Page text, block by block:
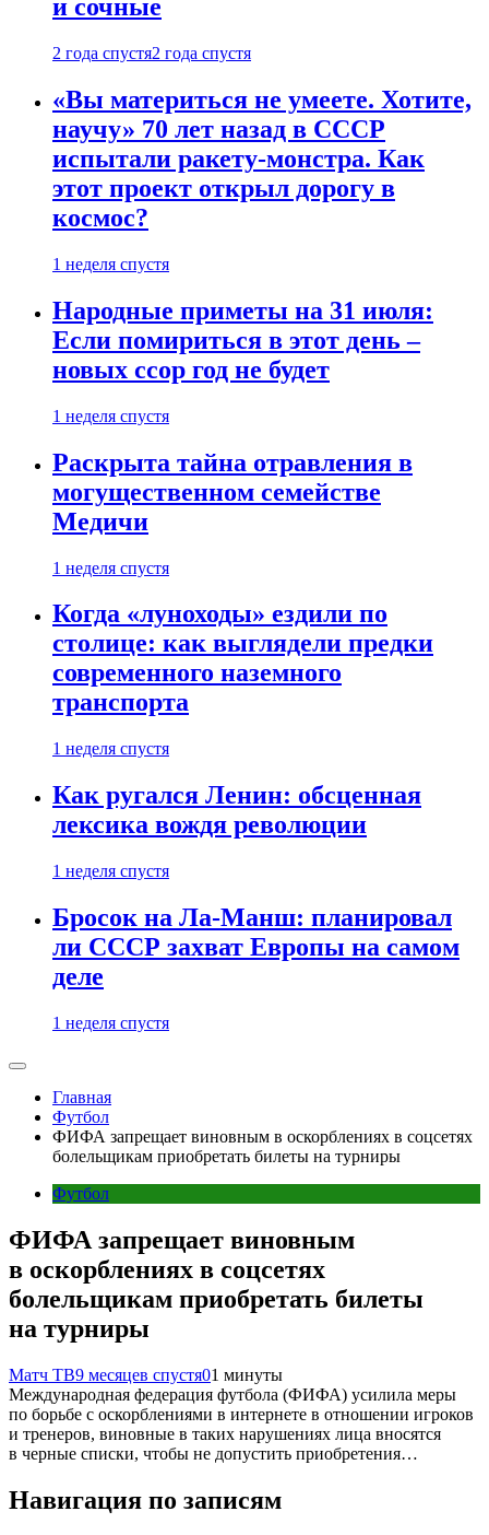
и сочные
2 года спустя2 года спустя
«Вы материться не умеете. Хотите,
научу» 70 лет назад в СССР
испытали ракету-монстра. Как
этот проект открыл дорогу в
космос?
1 неделя спустя
Народные приметы на 31 июля:
Если помириться в этот день –
новых ссор год не будет
1 неделя спустя
Раскрыта тайна отравления в
могущественном семействе
Медичи
1 неделя спустя
Когда «луноходы» ездили по
столице: как выглядели предки
современного наземного
транспорта
1 неделя спустя
Как ругался Ленин: обсценная
лексика вождя революции
1 неделя спустя
Бросок на Ла-Манш: планировал
ли СССР захват Европы на самом
деле
1 неделя спустя
Главная
Футбол
ФИФА запрещает виновным в оскорблениях в соцсетях
болельщикам приобретать билеты на турниры
Футбол
ФИФА запрещает виновным
в оскорблениях в соцсетях
болельщикам приобретать билеты
на турниры
Матч ТВ9 месяцев спустя01 минуты
Международная федерация футбола (ФИФА) усилила меры
по борьбе с оскорблениями в интернете в отношении игроков
и тренеров, виновные в таких нарушениях лица вносятся
в черные списки, чтобы не допустить приобретения…
Навигация по записям